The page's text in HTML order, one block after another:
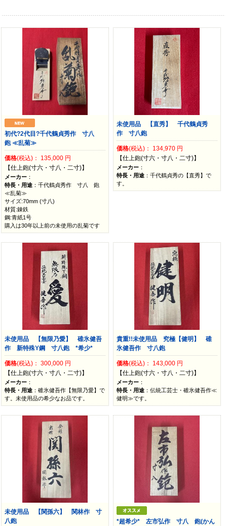
初代?2代目?千代鶴貞秀作 寸八
鉋 ≪乱菊≫
価格(税込)： 135,000 円
【仕上鉋(寸六・寸八・二寸)】
メーカー ：
特長・用途 ：千代鶴貞秀作 寸八 鉋
≪乱菊≫
サイズ:70mm (寸八)
材質:錬鉄
鋼:青紙1号
購入は30年以上前の未使用の乱菊です
未使用品 【直秀】 千代鶴貞秀
作 寸八鉋
価格(税込)： 134,970 円
【仕上鉋(寸六・寸八・二寸)】
メーカー ：
特長・用途 ：千代鶴貞秀の【直秀】で
す。
未使用品 【無限乃愛】 碓氷健吾
作 新特殊Y鋼 寸八鉋 *希少*
価格(税込)：300,000 円
【仕上鉋(寸六・寸八・二寸)】
メーカー ：
特長・用途 ：碓氷健吾作【無限乃愛】で
す。未使用品の希少なお品です。
貴重!!未使用品 究極【健明】 碓
氷健吾作 寸八鉋
価格(税込)： 143,000 円
【仕上鉋(寸六・寸八・二寸)】
メーカー ：
特長・用途 ：伝統工芸士・碓氷健吾作≪
健明≫です。
未使用品 【関孫六】 関林作 寸
八鉋
*超希少* 左市弘作 寸八 鉋(かん